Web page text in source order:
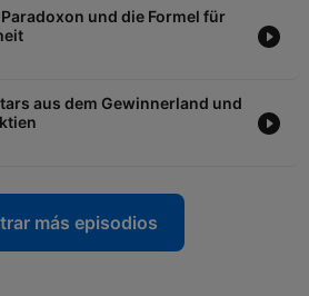
und die Formel für
aus dem Gewinnerland und
más episodios